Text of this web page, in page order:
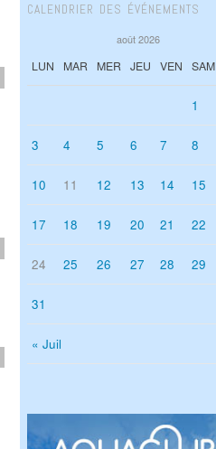
CALENDRIER DES ÉVÉNEMENTS
août 2026
LUN MAR MER JEU VEN SAM
« Juil
1
3 4 5 6 7 8
10 11 12 13 14 15
17 18 19 20 21 22
24 25 26 27 28 29
31